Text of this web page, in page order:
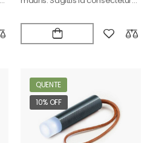
QUENTE
10% OFF